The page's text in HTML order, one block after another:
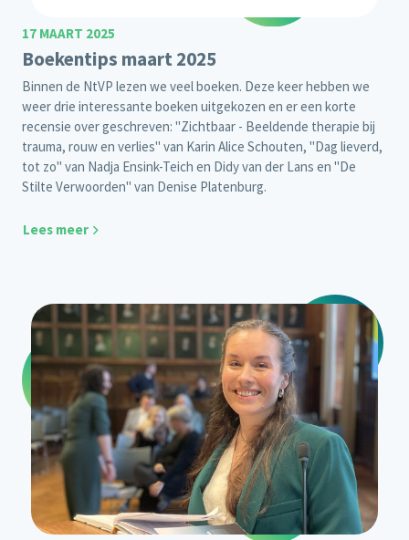
17 MAART 2025
Boekentips maart 2025
Binnen de NtVP lezen we veel boeken. Deze keer hebben we
weer drie interessante boeken uitgekozen en er een korte
recensie over geschreven: "Zichtbaar - Beeldende therapie bij
trauma, rouw en verlies" van Karin Alice Schouten, "Dag lieverd,
tot zo" van Nadja Ensink-Teich en Didy van der Lans en "De
Stilte Verwoorden" van Denise Platenburg.
Lees meer